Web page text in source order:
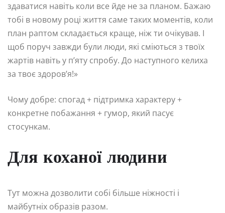
здаватися навіть коли все йде не за планом. Бажаю
тобі в новому році життя саме таких моментів, коли
план раптом складається краще, ніж ти очікував. І
щоб поруч завжди були люди, які сміються з твоїх
жартів навіть у п’яту спробу. До наступного келиха
за твоє здоров’я!»
Чому добре: спогад + підтримка характеру +
конкретне побажання + гумор, який пасує
стосункам.
Для коханої людини
Тут можна дозволити собі більше ніжності і
майбутніх образів разом.